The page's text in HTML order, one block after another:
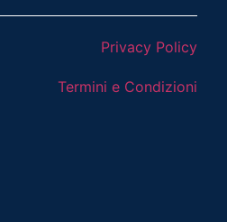
Privacy Policy
Termini e Condizioni